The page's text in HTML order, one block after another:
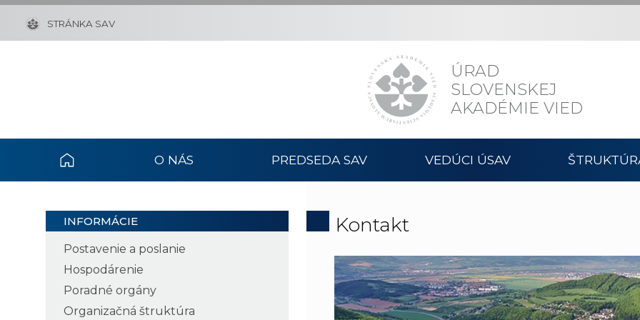
ÚRAD
SLOVENSKEJ
AKADÉMIE VIED
STRÁNKA SAV
O NÁS PREDSEDA SAV VEDÚCI ÚSAV
INFORMÁCIE
Postavenie a poslanie
Hospodárenie
Poradné orgány
Organizačná štruktúra
Kontakt